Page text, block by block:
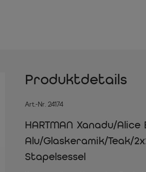
Produktdetails
Art.-Nr. 24174
HARTMAN Xanadu/
Alu/Glaskeramik/Teak/
Stapelsessel